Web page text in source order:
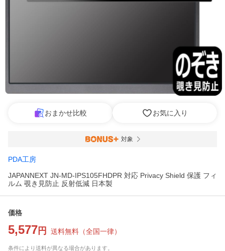
おまかせ比較 お気に入り
対象
PDA工房
JAPANNEXT JN-MD-IPS105FHDPR 対応 Privacy Shield 保護 フィ
ルム 覗き見防止 反射低減 日本製
価格
5,577 円 送料無料 （全国一律）
条件により送料が異なる場合があります。